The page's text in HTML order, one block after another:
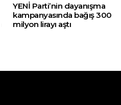
YENİ Parti’nin dayanışma
kampanyasında bağış 300
milyon lirayı aştı